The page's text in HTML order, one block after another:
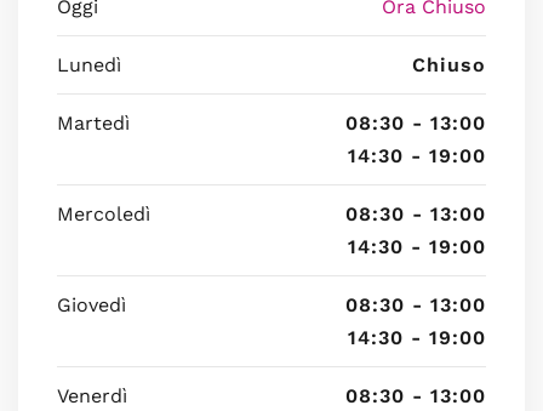
Oggi Ora Chiuso
Lunedì Chiuso
Martedì
08:30 - 13:00
14:30 - 19:00
Mercoledì
08:30 - 13:00
14:30 - 19:00
Giovedì
08:30 - 13:00
14:30 - 19:00
Venerdì
08:30 - 13:00